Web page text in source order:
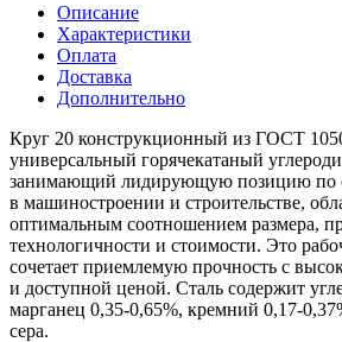
Описание
Характеристики
Оплата
Доставка
Дополнительно
Круг 20 конструкционный из ГОСТ
универсальный горячекатаный
занимающий лидирующую позицию по
в машиностроении и строительстве,
оптимальным соотношением размера,
технологичности и стоимости. Это
сочетает приемлемую прочность с
и доступной ценой. Сталь содержит
марганец 0,35-0,65%, кремний 0,17-
сера.